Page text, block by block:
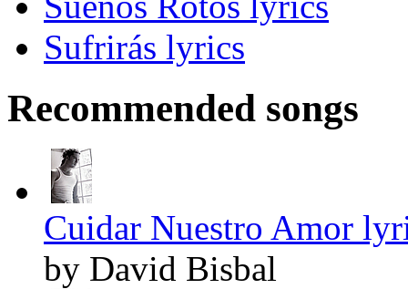
Sufrirás lyrics
Recommended songs
Cuidar Nuestro Amor
by David Bisbal